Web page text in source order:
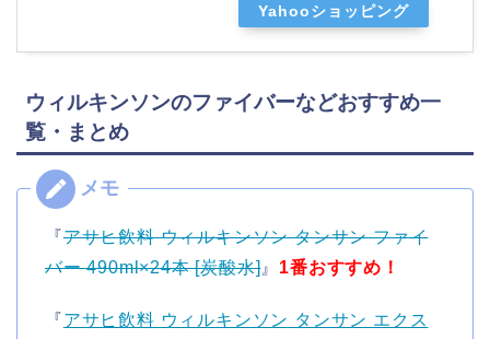
Yahooショッピング
ウィルキンソンのファイバーなどおすすめ一
覧・まとめ
『アサヒ飲料 ウィルキンソン タンサン ファイ
バー 490ml×24本 [炭酸水]』 1番おすすめ！
『アサヒ飲料 ウィルキンソン タンサン エクス